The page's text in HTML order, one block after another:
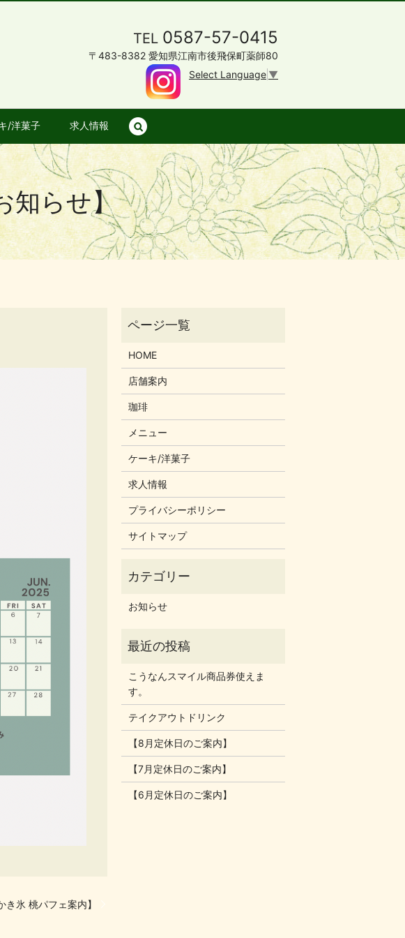
/洋菓子 求人情報 search
TEL 0587-57-0415
〒483-8382 愛知県江南市後飛保町薬師80
Select Language ▼
知らせ】
き氷 桃パフェ案内】
HOME
店舗案内
珈琲
メニュー
ケーキ/洋菓子
求人情報
プライバシーポリシー
サイトマップ
お知らせ
こうなんスマイル商品券使えま
す。
テイクアウトドリンク
【8月定休日のご案内】
【7月定休日のご案内】
【6月定休日のご案内】